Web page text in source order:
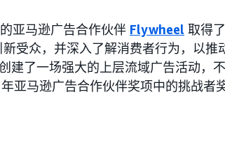
亚马逊广告合作伙伴 Flywheel 取得
受众，并深入了解消费者行为，以推
建了一场强大的上层流域广告活动，
亚马逊广告合作伙伴奖项中的挑战者